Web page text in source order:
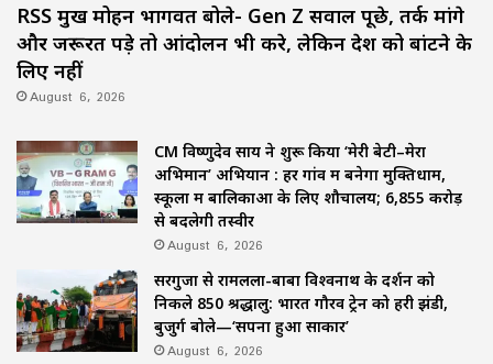
RSS प्रमुख मोहन भागवत बोले- Gen Z सवाल पूछे, तर्क मांगे
और जरूरत पड़े तो आंदोलन भी करे, लेकिन देश को बांटने के
लिए नहीं
August 6, 2026
CM विष्णुदेव साय ने शुरू किया ‘मेरी बेटी–मेरा
अभिमान’ अभियान : हर गांव में बनेगा मुक्तिधाम,
स्कूलों में बालिकाओं के लिए शौचालय; 6,855 करोड़
से बदलेगी तस्वीर
August 6, 2026
सरगुजा से रामलला-बाबा विश्वनाथ के दर्शन को
निकले 850 श्रद्धालु: भारत गौरव ट्रेन को हरी झंडी,
बुजुर्ग बोले—‘सपना हुआ साकार’
August 6, 2026